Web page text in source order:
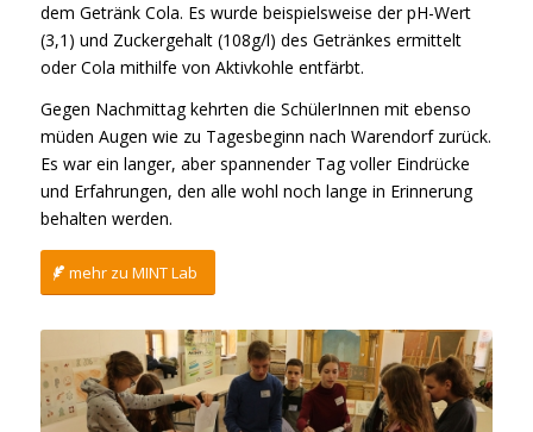
dem Getränk Cola. Es wurde beispielsweise der pH-Wert
(3,1) und Zuckergehalt (108g/l) des Getränkes ermittelt
oder Cola mithilfe von Aktivkohle entfärbt.
Gegen Nachmittag kehrten die SchülerInnen mit ebenso
müden Augen wie zu Tagesbeginn nach Warendorf zurück.
Es war ein langer, aber spannender Tag voller Eindrücke
und Erfahrungen, den alle wohl noch lange in Erinnerung
behalten werden.
mehr zu MINT Lab